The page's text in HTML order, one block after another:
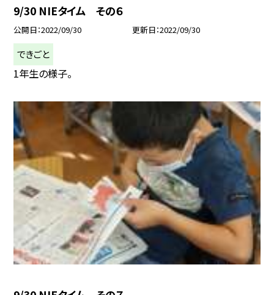
9/30 NIEタイム その６
公開日 2022/09/30 更新日 2022/09/30
できごと
1年生の様子。